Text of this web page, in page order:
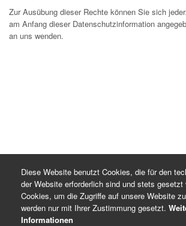
Zur Ausübung dieser Rechte können Sie sich
am Anfang dieser Datenschutzinformation
an uns wenden.
Diese Website benutzt Cookies, die für den
der Website erforderlich sind und stets gesetzt
Cookies, um die Zugriffe auf unsere Website
werden nur mit Ihrer Zustimmung gesetzt.
Informationen